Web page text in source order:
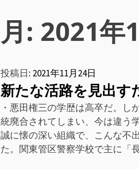
ン
メ
ニ
ュ
ー
月: 2021年
投稿日: 2021年11月24日
新たな活路を見出す
・悪田権三の学歴は高卒だ。し
統廃合されてしまい、今は違う
誠に懐の深い組織で、こんな不
た。関東管区警察学校で主に「